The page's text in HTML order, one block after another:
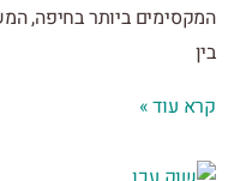
ביותר בחיפה, המשלב
עוד »